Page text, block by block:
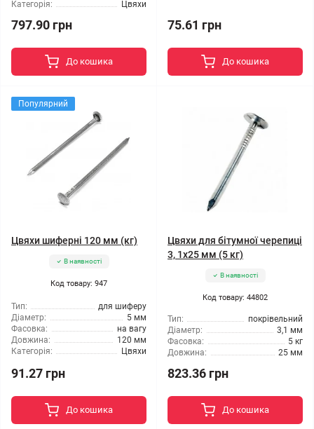
Категорія:
Цвяхи
797.90 грн
До кошика
75.61 грн
До кошика
Популярний
Цвяхи шиферні 120 мм (кг)
В наявності
Код товару: 947
Тип:
для шиферу
Діаметр:
5 мм
Фасовка:
на вагу
Довжина:
120 мм
Категорія:
Цвяхи
91.27 грн
До кошика
Цвяхи для бітумної черепиці
3, 1x25 мм (5 кг)
В наявності
Код товару: 44802
Тип:
покрівельний
Діаметр:
3,1 мм
Фасовка:
5 кг
Довжина:
25 мм
823.36 грн
До кошика